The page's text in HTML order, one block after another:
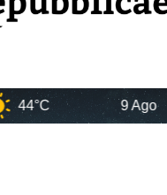
44°C 9 Ago